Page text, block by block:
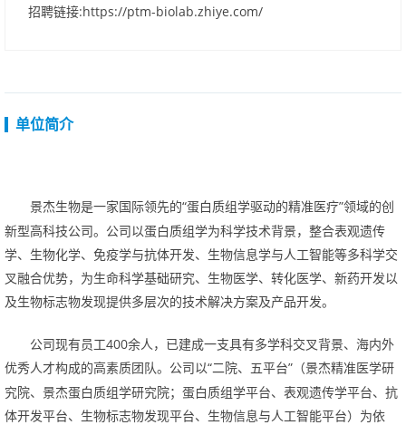
招聘链接:https://ptm-biolab.zhiye.com/
单位简介
景杰生物是一家国际领先的“蛋白质组学驱动的精准医疗”领域的创
新型高科技公司。公司以蛋白质组学为科学技术背景，整合表观遗传
学、生物化学、免疫学与抗体开发、生物信息学与人工智能等多科学交
叉融合优势，为生命科学基础研究、生物医学、转化医学、新药开发以
及生物标志物发现提供多层次的技术解决方案及产品开发。
公司现有员工400余人，已建成一支具有多学科交叉背景、海内外
优秀人才构成的高素质团队。公司以“二院、五平台”（景杰精准医学研
究院、景杰蛋白质组学研究院；蛋白质组学平台、表观遗传学平台、抗
体开发平台、生物标志物发现平台、生物信息与人工智能平台）为依